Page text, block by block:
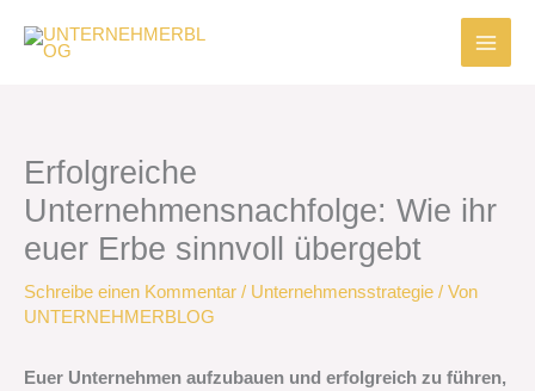
Inhalt
springen
Erfolgreiche
Unternehmensnachfolge: Wie ihr
euer Erbe sinnvoll übergebt
Schreibe einen Kommentar / Unternehmensstrategie / Von
UNTERNEHMERBLOG
Euer Unternehmen aufzubauen und erfolgreich zu führen,